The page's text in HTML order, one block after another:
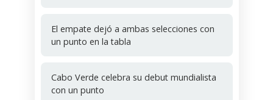
El empate dejó a ambas selecciones con
un punto en la tabla
Cabo Verde celebra su debut mundialista
con un punto